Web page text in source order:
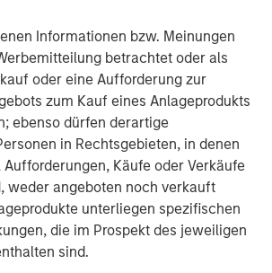
Informationen bzw. Meinungen
betrachtet oder als
oder eine Aufforderung zur
zum Kauf eines Anlageprodukts
ebenso dürfen derartige
in Rechtsgebieten, in denen
Aufforderungen, Käufe oder Verkäufe
weder angeboten noch verkauft
unterliegen spezifischen
die im Prospekt des jeweiligen
sind.
quiet infrastructure behind